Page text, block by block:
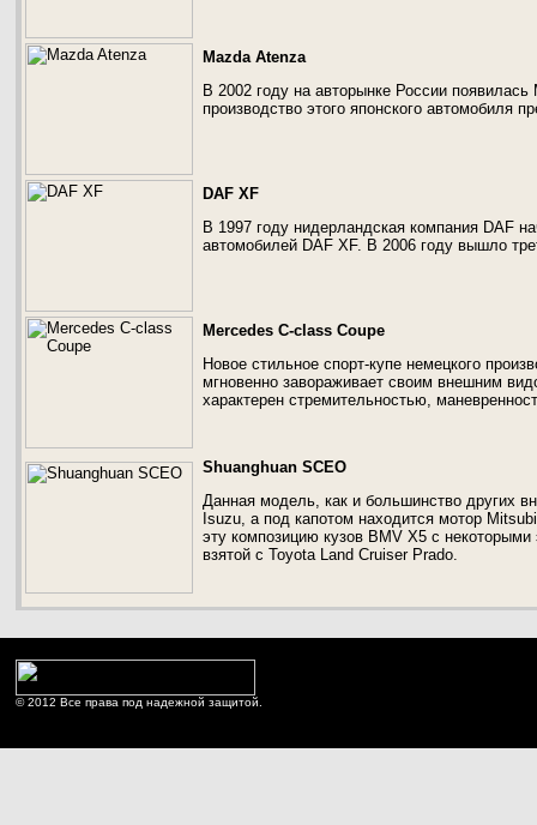
Mazda Atenza
В 2002 году на авторынке России
производство этого японского автомобиля
DAF XF
В 1997 году нидерландская компания DAF
автомобилей DAF XF. В 2006 году вышло
Mercedes C-class Coupe
Новое стильное спорт-купе немецкого
мгновенно завораживает своим внешним
характерен стремительностью,
Shuanghuan SCEO
Данная модель, как и большинство других
Isuzu, а под капотом находится мотор
эту композицию кузов BMV X5 с
взятой с Toyota Land Cruiser Prado.
© 2012 Все права под надежной защитой.